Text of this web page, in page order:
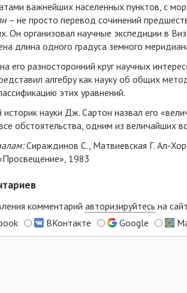
важ­ней­ших на­се­лен­ных пунк­тов, с
– не прос­то пе­ре­вод со­чи­не­ний
Он ор­га­ни­зо­вал на­уч­ные экс­пе­ди­ции в
дли­на од­но­го гра­ду­са зем­но­го
его раз­нос­то­рон­ний круг на­уч­ных
ал­геб­ру как на­уку об об­щих
этих урав­не­ний.
ис­то­рик на­уки Дж. Сар­тон на­звал его
об­сто­я­тельст­ва, од­ним из ве­ли­чай­ших
Си­раж­ди­нов С., Мат­ви­ев­ская Г. Ал-
1983
комментарий авторизируйтесь на
ВКонтакте Google